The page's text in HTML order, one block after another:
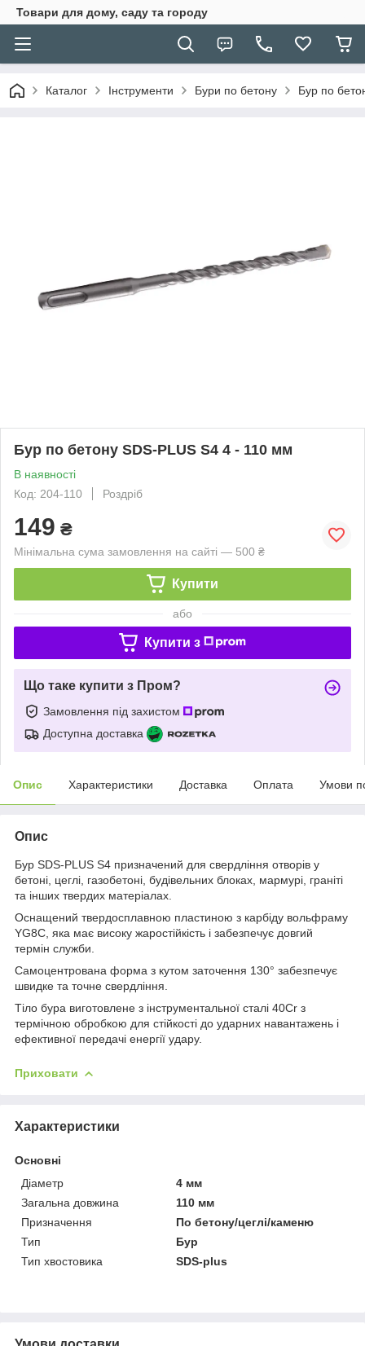
Товари для дому, саду та городу
Каталог Інструменти Бури по бетону Бур по
Бур по бетону SDS-PLUS S4 4 - 110 мм
В наявності
Код: 204-110
Роздріб
149 ₴
Мінімальна сума замовлення на сайті — 500 ₴
Купити
або
Купити з
Що таке купити з Пром?
Замовлення під захистом
Доступна доставка
Опис Характеристики Доставка Оплата Умови
Опис
Бур SDS-PLUS S4 призначений для свердління отворів у
бетоні, цеглі, газобетоні, будівельних блоках, мармурі, граніті
та інших твердих матеріалах.
Оснащений твердосплавною пластиною з карбіду вольфраму
YG8C, яка має високу жаростійкість і забезпечує довгий
термін служби.
Самоцентрована форма з кутом заточення 130° забезпечує
швидке та точне свердління.
Тіло бура виготовлене з інструментальної сталі 40Cr з
термічною обробкою для стійкості до ударних навантажень і
ефективної передачі енергії удару.
Приховати
Характеристики
Основні
Діаметр
4 мм
Загальна довжина
110 мм
Призначення
По бетону/цеглі/каменю
Тип
Бур
Тип хвостовика
SDS-plus